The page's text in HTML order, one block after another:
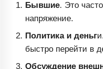
Бывшие. Это
напряжение.
Политика и деньг
быстро перейти в
Обсуждение